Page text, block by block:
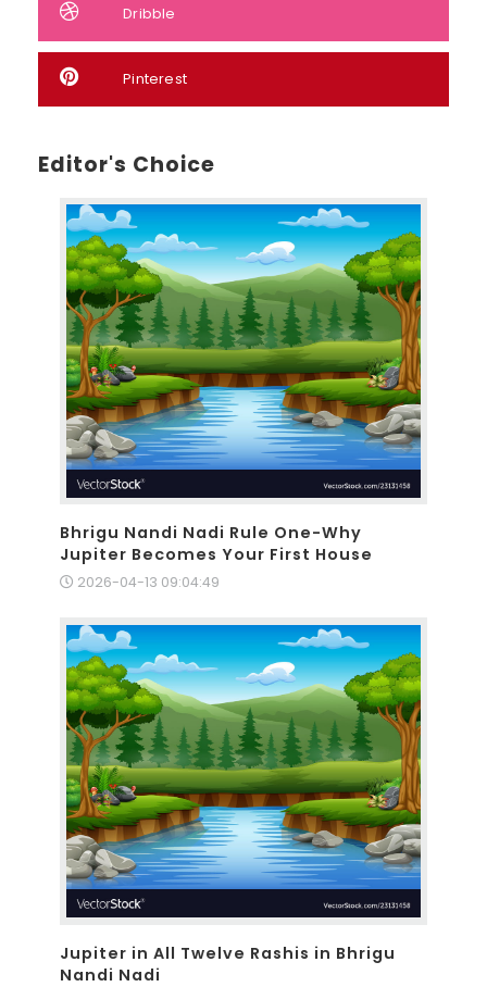
Dribble
Pinterest
Editor's Choice
Bhrigu Nandi Nadi Rule One-Why
Jupiter Becomes Your First House
2026-04-13 09:04:49
Jupiter in All Twelve Rashis in Bhrigu
Nandi Nadi